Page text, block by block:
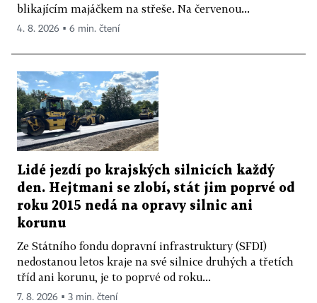
blikajícím majáčkem na střeše. Na červenou...
4. 8. 2026 ▪ 6 min. čtení
Lidé jezdí po krajských silnicích každý
den. Hejtmani se zlobí, stát jim poprvé od
roku 2015 nedá na opravy silnic ani
korunu
Ze Státního fondu dopravní infrastruktury (SFDI)
nedostanou letos kraje na své silnice druhých a třetích
tříd ani korunu, je to poprvé od roku...
7. 8. 2026 ▪ 3 min. čtení